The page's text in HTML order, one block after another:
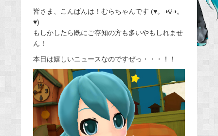
c
b
o
皆さま、こんばんは！むらちゃんです (♥。◑౪◑。
♥)
もしかしたら既にご存知の方も多いやもしれませ
ん！
本日は嬉しいニュースなのですぜっ・・・！！